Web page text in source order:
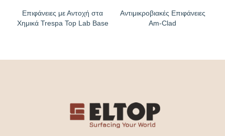
Επιφάνειες με Αντοχή στα
Χημικά Trespa Top Lab Base
Αντιμικροβιακές Επιφάνειες
Am-Clad